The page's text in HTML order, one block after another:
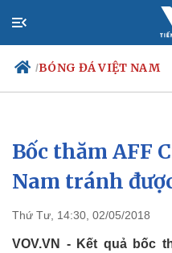
/BÓNG ĐÁ VIỆT NAM
Chính trị
Đảng
Tổ chức nhân sự
Nhận diện sự thật
Bốc thăm AFF
Nam tránh
Thứ Tư, 14:30, 02/05/2018
VOV.VN - Kết quả bốc